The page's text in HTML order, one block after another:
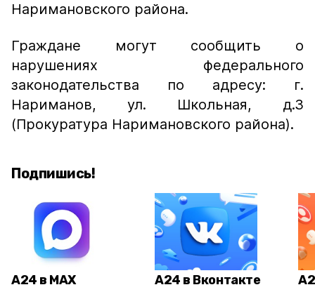
Наримановского района.
Граждане могут сообщить о
нарушениях федерального
законодательства по адресу: г.
Нариманов, ул. Школьная, д.3
(Прокуратура Наримановского района).
Подпишись!
А24 в MAX А24 в Вконтакте